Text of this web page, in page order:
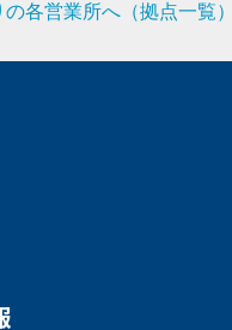
各営業所へ（拠点一覧）